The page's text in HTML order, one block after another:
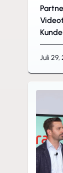
Juli 29,